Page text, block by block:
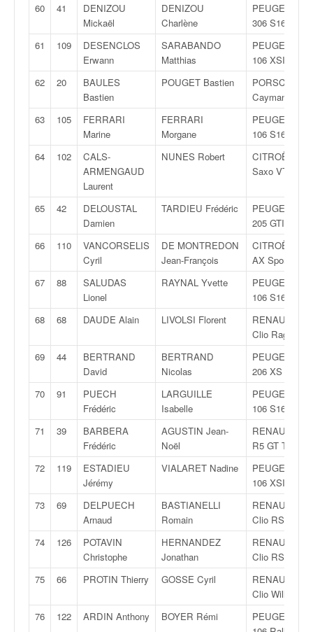
60
41
DENIZOU
Mickaël
DENIZOU
Charlène
PEUGEOT
306 S16
61
109
DESENCLOS
Erwann
SARABANDO
Matthias
PEUGEOT
106 XSI
62
20
BAULES
Bastien
POUGET Bastien
PORSCHE
Cayman
63
105
FERRARI
Marine
FERRARI
Morgane
PEUGEOT
106 S16
64
102
CALS-
ARMENGAUD
Laurent
NUNES Robert
CITROËN
Saxo VTS
65 42
DELOUSTAL
Damien
TARDIEU Frédéric
PEUGEOT
205 GTI
66
110
VANCORSELIS
Cyril
DE MONTREDON
Jean-François
CITROËN
AX Sport
67
88
SALUDAS
Lionel
RAYNAL Yvette
PEUGEOT
106 S16
68
68 DAUDE Alain LIVOLSI Florent
RENAULT
Clio Ragnotti
69
44
BERTRAND
David
BERTRAND
Nicolas
PEUGEOT
206 XS
70
91
PUECH
Frédéric
LARGUILLE
Isabelle
PEUGEOT
106 S16
71
39
BARBERA
Frédéric
AGUSTIN Jean-
Noël
RENAULT
R5 GT Turbo
72
119
ESTADIEU
Jérémy
VIALARET Nadine
PEUGEOT
106 XSI
73
69
DELPUECH
Arnaud
BASTIANELLI
Romain
RENAULT
Clio RS
74
126
POTAVIN
Christophe
HERNANDEZ
Jonathan
RENAULT
Clio RS
75
66 PROTIN Thierry GOSSE Cyril
RENAULT
Clio Williams
76
122 ARDIN Anthony BOYER Rémi
PEUGEOT